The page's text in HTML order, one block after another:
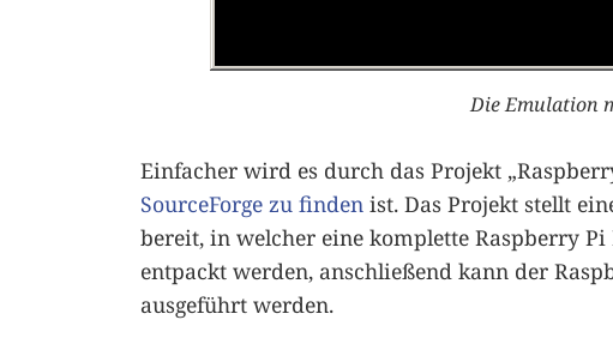
Die Emulation
Einfacher wird es durch das Projekt
SourceForge zu finden ist. Das Projekt stellt
bereit, in welcher eine komplette Raspberry
entpackt werden, anschließend kann der
ausgeführt werden.